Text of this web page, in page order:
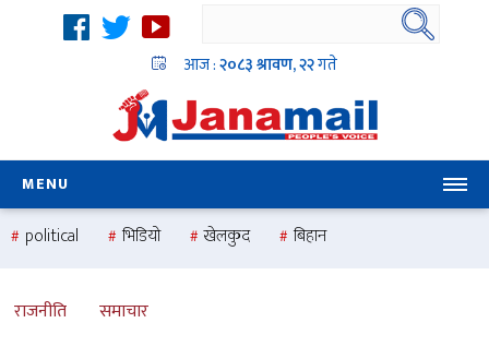
आज :२०८३ श्रावण, २२गते
MENU
political भिडियो खेलकुद
बिहान
national
health
राजनीति समाचार